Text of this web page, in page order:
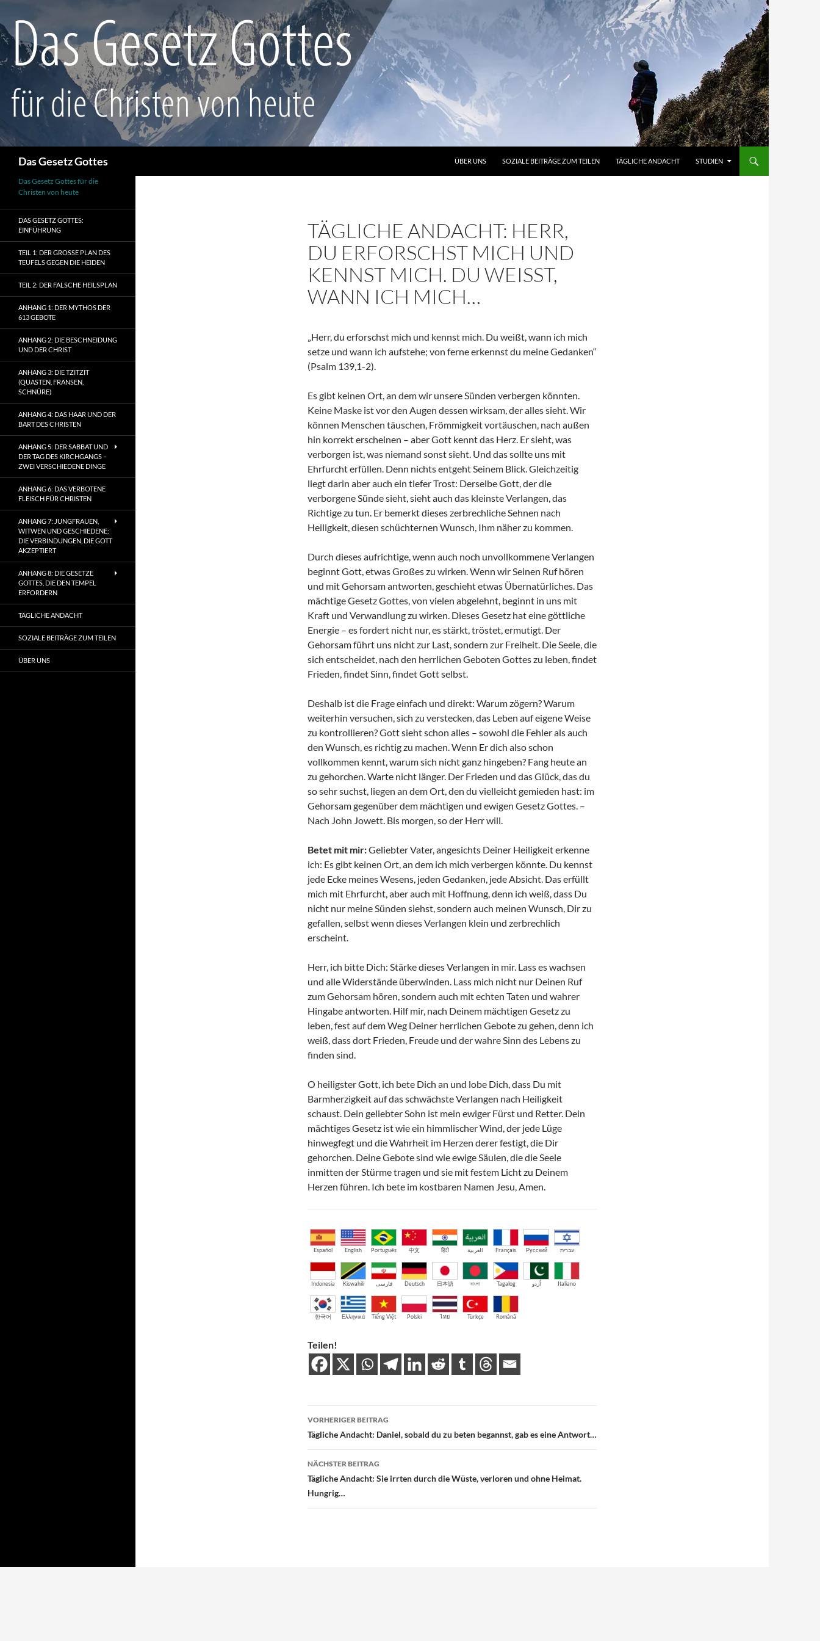
Das Gesetz Gottes
ÜBER UNS
SOZIALE BEITRÄGE ZUM TEILEN TÄGLICHE ANDACHT STUDIEN
TÄGLICHE ANDACHT: HERR,
DU ERFORSCHST MICH UND
KENNST MICH. DU WEISST, W
ANN ICH MICH…
„Herr, du erforschst mich und kennst mich. Du weißt, wann ich mich
setze und wann ich aufstehe; von ferne erkennst du meine Gedanken“
(Psalm 139,1-2).
Es gibt keinen Ort, an dem wir unsere Sünden verbergen könnten.
Keine Maske ist vor den Augen dessen wirksam, der alles sieht. Wir
können Menschen täuschen, Frömmigkeit vortäuschen, nach außen
hin korrekt erscheinen – aber Gott kennt das Herz. Er sieht, was
verborgen ist, was niemand sonst sieht. Und das sollte uns mit
Ehrfurcht erfüllen. Denn nichts entgeht Seinem Blick. Gleichzeitig
liegt darin aber auch ein tiefer Trost: Derselbe Gott, der die
verborgene Sünde sieht, sieht auch das kleinste Verlangen, das
Richtige zu tun. Er bemerkt dieses zerbrechliche Sehnen nach
Heiligkeit, diesen schüchternen Wunsch, Ihm näher zu kommen.
Durch dieses aufrichtige, wenn auch noch unvollkommene Verlangen
beginnt Gott, etwas Großes zu wirken. Wenn wir Seinen Ruf hören
und mit Gehorsam antworten, geschieht etwas Übernatürliches. Das
mächtige Gesetz Gottes, von vielen abgelehnt, beginnt in uns mit
Kraft und Verwandlung zu wirken. Dieses Gesetz hat eine göttliche
Energie – es fordert nicht nur, es stärkt, tröstet, ermutigt. Der
Gehorsam führt uns nicht zur Last, sondern zur Freiheit. Die Seele, die
sich entscheidet, nach den herrlichen Geboten Gottes zu leben, findet
Frieden, findet Sinn, findet Gott selbst.
Deshalb ist die Frage einfach und direkt: Warum zögern? Warum
weiterhin versuchen, sich zu verstecken, das Leben auf eigene Weise
zu kontrollieren? Gott sieht schon alles – sowohl die Fehler als auch
den Wunsch, es richtig zu machen. Wenn Er dich also schon
vollkommen kennt, warum sich nicht ganz hingeben? Fang heute an
zu gehorchen. Warte nicht länger. Der Frieden und das Glück, das du
so sehr suchst, liegen an dem Ort, den du vielleicht gemieden hast: im
Gehorsam gegenüber dem mächtigen und ewigen Gesetz Gottes. –
Nach John Jowett. Bis morgen, so der Herr will.
Betet mit mir:Geliebter Vater, angesichts Deiner Heiligkeit erkenne
ich: Es gibt keinen Ort, an dem ich mich verbergen könnte. Du kennst
jede Ecke meines Wesens, jeden Gedanken, jede Absicht. Das erfüllt
mich mit Ehrfurcht, aber auch mit Hoffnung, denn ich weiß, dass Du
nicht nur meine Sünden siehst, sondern auch meinen Wunsch, Dir zu
gefallen, selbst wenn dieses Verlangen klein und zerbrechlich
erscheint.
Herr, ich bitte Dich: Stärke dieses Verlangen in mir. Lass es wachsen
und alle Widerstände überwinden. Lass mich nicht nur Deinen Ruf
zum Gehorsam hören, sondern auch mit echten Taten und wahrer
Hingabe antworten. Hilf mir, nach Deinem mächtigen Gesetz zu
leben, fest auf dem Weg Deiner herrlichen Gebote zu gehen, denn ich
weiß, dass dort Frieden, Freude und der wahre Sinn des Lebens zu
finden sind.
O heiligster Gott, ich bete Dich an und lobe Dich, dass Du mit
Barmherzigkeit auf das schwächste Verlangen nach Heiligkeit
schaust. Dein geliebter Sohn ist mein ewiger Fürst und Retter. Dein
mächtiges Gesetz ist wie ein himmlischer Wind, der jede Lüge
hinwegfegt und die Wahrheit im Herzen derer festigt, die Dir
gehorchen. Deine Gebote sind wie ewige Säulen, die die Seele
inmitten der Stürme tragen und sie mit festem Licht zu Deinem
Herzen führen. Ich bete im kostbaren Namen Jesu, Amen.
Español English Português 中文 हिंदी العربية Français Русский עברית
Indonesia Kiswahili فارسی Deutsch 日本語 বাংলা Tagalog اُردو Italiano
한국어 Ελληνικά Tiếng Việt Polski ไทย Türkçe Română
Teilen!
Beitragsnavigation
VORHERIGER BEITRAG
Tägliche Andacht: Daniel, sobald du zu beten begannst, gab es eine Antwort…
NÄCHSTER BEITRAG
Tägliche Andacht: Sie irrten durch die Wüste, verloren und ohne Heimat.
Hungrig…
Das Gesetz Gottes für die
Christen von heute
DAS GESETZ GOTTES:
EINFÜHRUNG
TEIL 1: DER GROSSE PLAN DES T
EUFELS GEGEN DIE HEIDEN
TEIL 2: DER FALSCHE HEILSPLAN
ANHANG 1: DER MYTHOS DER
613 GEBOTE
ANHANG 2: DIE BESCHNEIDUNG
UND DER CHRIST
ANHANG 3: DIE TZITZIT
(QUASTEN, FRANSEN,
SCHNÜRE)
ANHANG 4: DAS HAAR UND DER
BART DES CHRISTEN
ANHANG 5: DER SABBAT UND
DER TAG DES KIRCHGANGS –
ZWEI VERSCHIEDENE DINGE
ANHANG 6: DAS VERBOTENE
FLEISCH FÜR CHRISTEN
ANHANG 7: JUNGFRAUEN,
WITWEN UND GESCHIEDENE:
DIE VERBINDUNGEN, DIE GOTT
AKZEPTIERT
ANHANG 8: DIE GESETZE
GOTTES, DIE DEN TEMPEL
ERFORDERN
TÄGLICHE ANDACHT
SOZIALE BEITRÄGE ZUM TEILEN
ÜBER UNS